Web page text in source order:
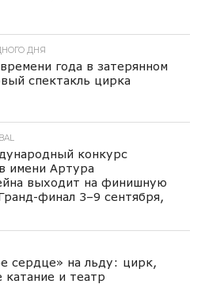
ДНЯ
года в затерянном
спектакль цирка
конкурс
имени Артура
выходит на финишную
финал 3–9 сентября,
сердце» на льду: цирк,
катание и театр